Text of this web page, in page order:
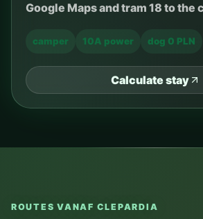
Google Maps and tram 18 to the
camper 10A power dog 0 PLN
Calculate stay
ROUTES VANAF CLEPARDIA